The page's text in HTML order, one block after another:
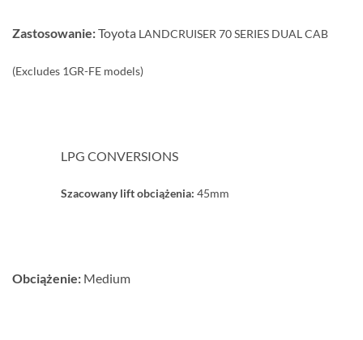
Zastosowanie:Toyota LANDCRUISER 70 SERIES DUAL CAB
(Excludes 1GR-FE models)
LPG CONVERSIONS
Szacowany lift obciążenia: 45mm
Obciążenie: Medium